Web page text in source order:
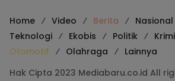
Home Video Berita Nasional
Teknologi
Ekobis Politik
Otomotif
Olahraga
Lainnya
Hak Cipta 2023 Mediabaru.co.id All